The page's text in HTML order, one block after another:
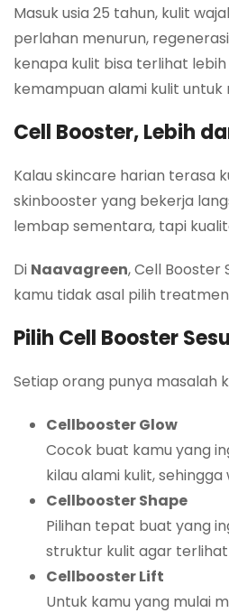
Masuk usia 25 tahun, kulit
perlahan menurun,
kenapa kulit bisa terlihat
kemampuan alami kulit
Cell Booster, Lebih
Kalau skincare harian terasa
skinbooster yang bekerja
lembap sementara, tapi
Di Naavagreen, Cell Booster
kamu tidak asal pilih
Pilih Cell Booster
Setiap orang punya masalah
Cellbooster Glow
Cocok buat kamu yang
kilau alami kulit,
Cellbooster Shape
Pilihan tepat buat yang
struktur kulit agar
Cellbooster Lift
Untuk kamu yang mulai